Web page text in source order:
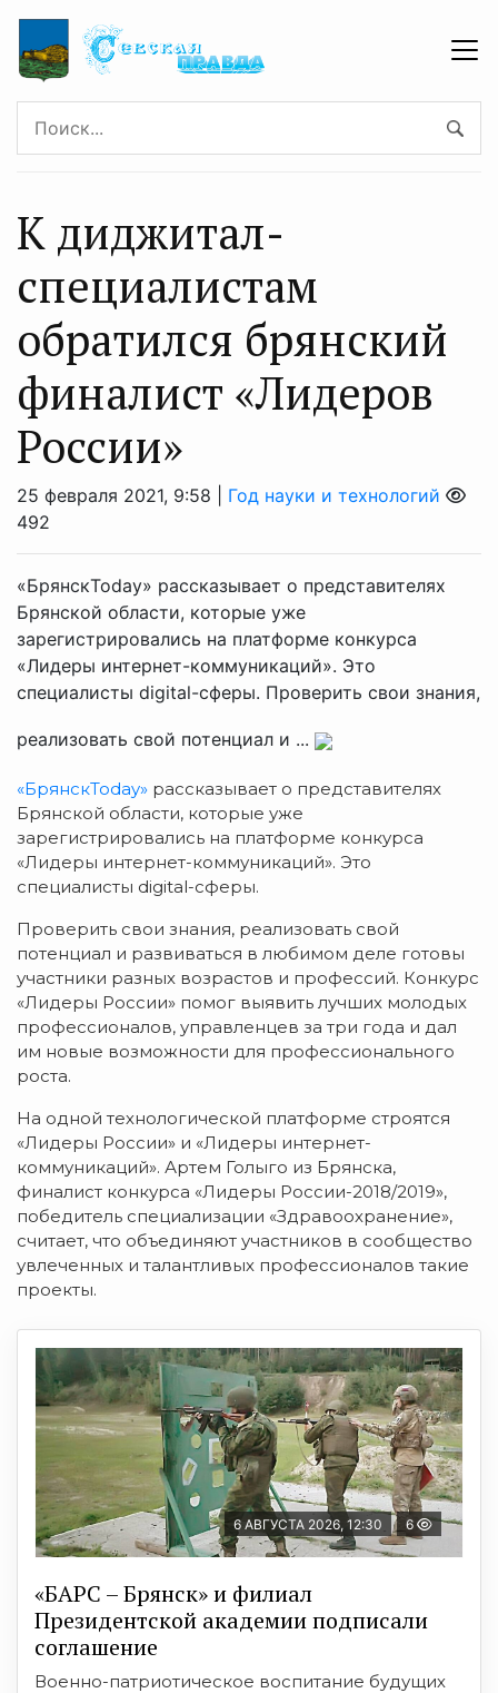
К диджитал-
специалистам
обратился брянский
финалист «Лидеров
России»
25 февраля 2021, 9:58 | Год науки и технологий
492
«БрянскToday» рассказывает о представителях
Брянской области, которые уже
зарегистрировались на платформе конкурса
«Лидеры интернет-коммуникаций». Это
специалисты digital-сферы. Проверить свои знания,
реализовать свой потенциал и ...
«БрянскToday» рассказывает о представителях
Брянской области, которые уже
зарегистрировались на платформе конкурса
«Лидеры интернет-коммуникаций». Это
специалисты digital-сферы.
Проверить свои знания, реализовать свой
потенциал и развиваться в любимом деле готовы
участники разных возрастов и профессий. Конкурс
«Лидеры России» помог выявить лучших молодых
профессионалов, управленцев за три года и дал
им новые возможности для профессионального
роста.
На одной технологической платформе строятся
«Лидеры России» и «Лидеры интернет-
коммуникаций». Артем Голыго из Брянска,
финалист конкурса «Лидеры России-2018/2019»,
победитель специализации «Здравоохранение»,
считает, что объединяют участников в сообщество
увлеченных и талантливых профессионалов такие
проекты.
6 АВГУСТА 2026, 12:30 6
«БАРС – Брянск» и филиал
Президентской академии подписали
соглашение
Военно-патриотическое воспитание будущих